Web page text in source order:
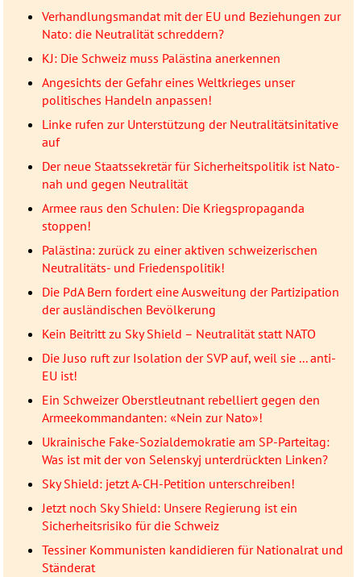
Verhandlungsmandat mit der EU und Beziehungen zur
Nato: die Neutralität schreddern?
KJ: Die Schweiz muss Palästina anerkennen
Angesichts der Gefahr eines Weltkrieges unser
politisches Handeln anpassen!
Linke rufen zur Unterstützung der Neutralitätsinitative
auf
Der neue Staatssekretär für Sicherheitspolitik ist Nato-
nah und gegen Neutralität
Armee raus den Schulen: Die Kriegspropaganda
stoppen!
Palästina: zurück zu einer aktiven schweizerischen
Neutralitäts- und Friedenspolitik!
Die PdA Bern fordert eine Ausweitung der Partizipation
der ausländischen Bevölkerung
Kein Beitritt zu Sky Shield – Neutralität statt NATO
Die Juso ruft zur Isolation der SVP auf, weil sie ... anti-
EU ist!
Ein Schweizer Oberstleutnant rebelliert gegen den
Armeekommandanten: «Nein zur Nato»!
Ukrainische Fake-Sozialdemokratie am SP-Parteitag:
Was ist mit der von Selenskyj unterdrückten Linken?
Sky Shield: jetzt A-CH-Petition unterschreiben!
Jetzt noch Sky Shield: Unsere Regierung ist ein
Sicherheitsrisiko für die Schweiz
Tessiner Kommunisten kandidieren für Nationalrat und
Ständerat